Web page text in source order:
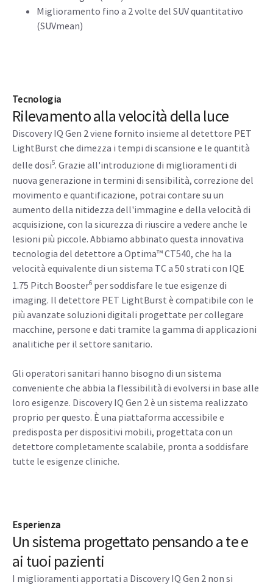
strumenti quantitativi più
come Q.Clear, per supportare il trattamento con data
dell'immagine (SNR)
Miglioramento fino a 2 volte del SUV quantitativo
(SUVmean)
Tecnologia
Rilevamento alla velocità della luce
Discovery IQ Gen 2 viene fornito insieme al detettore PET
LightBurst che dimezza i tempi di scansione e le quantità
delle dosi5. Grazie all'introduzione di miglioramenti di
nuova generazione in termini di sensibilità, correzione del
movimento e quantificazione, potrai contare su un
aumento della nitidezza dell'immagine e della velocità di
acquisizione, con la sicurezza di riuscire a vedere anche le
lesioni più piccole. Abbiamo abbinato questa innovativa
velocità equivalente di un sistema TC a 50 strati con IQE
1.75 Pitch Booster6per soddisfare le tue esigenze di
imaging. Il detettore PET LightBurst è compatibile con le
più avanzate soluzioni digitali progettate per collegare
macchine, persone e dati tramite la gamma di applicazioni
analitiche per il settore sanitario.
proprio per questo. È una piattaforma accessibile e
predisposta per dispositivi mobili, progettata con un
detettore completamente scalabile, pronta a soddisfare
tutte le esigenze cliniche.